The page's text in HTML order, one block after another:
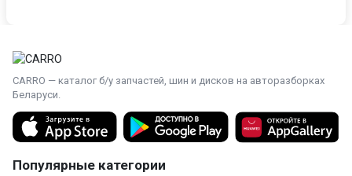
CARRO — каталог б/у запчастей, шин и дисков на авторазборках
Беларуси.
Популярные категории